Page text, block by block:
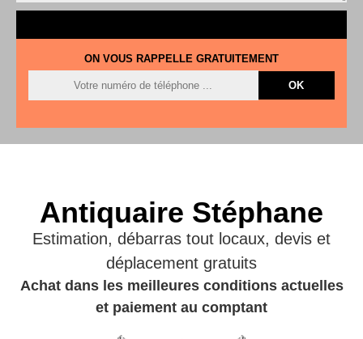
ON VOUS RAPPELLE GRATUITEMENT
Antiquaire Stéphane
Estimation, débarras tout locaux, devis et
déplacement gratuits
Achat dans les meilleures conditions actuelles
et paiement au comptant